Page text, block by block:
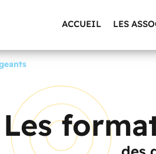
ACCUEIL LES
Les